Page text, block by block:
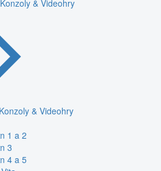
Konzoly & Videohry
& Videohry
1 a 2
3
4 a 5